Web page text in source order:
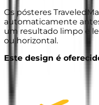
Os pósteres
automaticamente
um resultado limpo e
ou horizontal.
Este design é